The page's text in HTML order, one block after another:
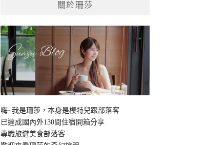
關於珊莎
嗨~我是珊莎，本身是模特兒跟部落客
已達成國內外130間住宿開箱分享
專職旅遊美食部落客